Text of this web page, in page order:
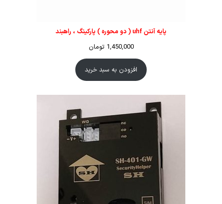
پایه آنتن uhf ( دو محوره ) پارکینگ ، راهبند
1,450,000 تومان
افزودن به سبد خرید